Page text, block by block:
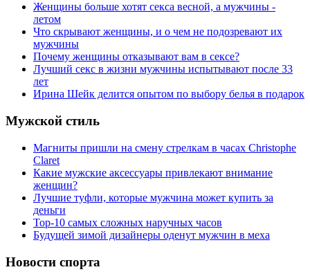
Женщины больше хотят секса весной, а мужчины -
летом
Что скрывают женщины, и о чем не подозревают их
мужчины
Почему женщины отказывают вам в сексе?
Лучший секс в жизни мужчины испытывают после 33
лет
Ирина Шейк делится опытом по выбору белья в подарок
Мужской стиль
Магниты пришли на смену стрелкам в часах Christophe
Claret
Какие мужские аксессуары привлекают внимание
женщин?
Лучшие туфли, которые мужчина может купить за
деньги
Top-10 самых сложных наручных часов
Будущей зимой дизайнеры оденут мужчин в меха
Новости спорта